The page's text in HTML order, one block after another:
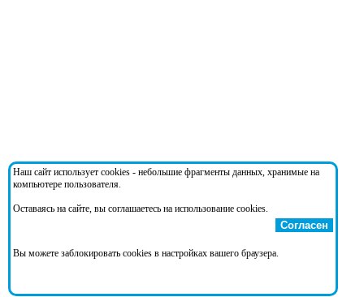
Наш сайт использует cookies - небольшие фрагменты данных, хранимые на
компьютере пользователя.
Оставаясь на сайте, вы соглашаетесь на использование cookies.
Согласен
Вы можете заблокировать cookies в настройках вашего браузера.